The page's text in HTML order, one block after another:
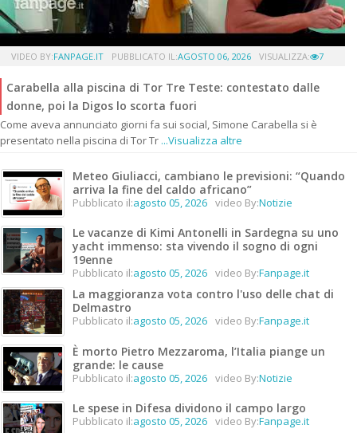
VIDEO BY:FANPAGE.IT PUBBLICATO IL:AGOSTO 06, 2026 VISUALIZZA: 7
Carabella alla piscina di Tor Tre Teste: contestato dalle
donne, poi la Digos lo scorta fuori
Come aveva annunciato giorni fa sui social, Simone Carabella si è
presentato nella piscina di Tor Tr ...Visualizza altre
Meteo Giuliacci, cambiano le previsioni: “Quando
arriva la fine del caldo africano”
Pubblicato il:agosto 05, 2026 video By:Notizie
Le vacanze di Kimi Antonelli in Sardegna su uno
yacht immenso: sta vivendo il sogno di ogni
19enne
Pubblicato il:agosto 05, 2026 video By:Fanpage.it
La maggioranza vota contro l'uso delle chat di
Delmastro
Pubblicato il:agosto 05, 2026 video By:Fanpage.it
È morto Pietro Mezzaroma, l’Italia piange un
grande: le cause
Pubblicato il:agosto 05, 2026 video By:Notizie
Le spese in Difesa dividono il campo largo
Pubblicato il:agosto 05, 2026 video By:Fanpage.it